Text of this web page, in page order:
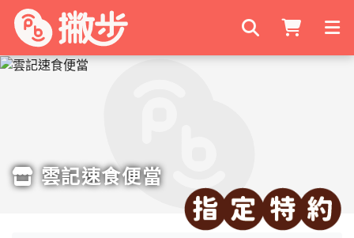
搜尋商家
雲記速食便當